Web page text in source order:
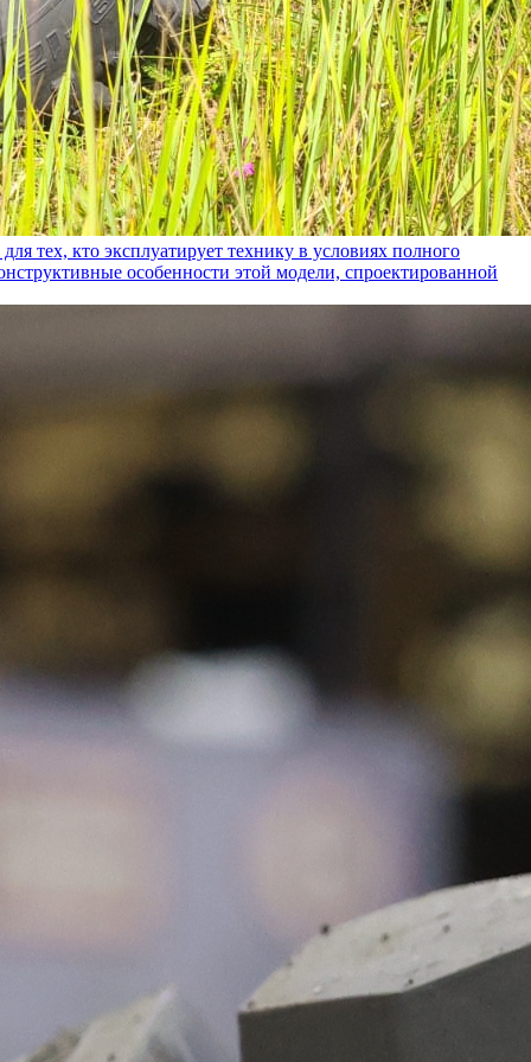
кто эксплуатирует технику в условиях полного
особенности этой модели, спроектированной